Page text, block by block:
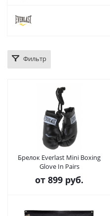
Фильтр
Брелок Everlast Mini Boxing
Glove In Pairs
от 899 руб.